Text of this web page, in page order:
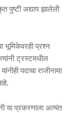
पुष्टी अद्याप झालेली
भूमिकेवरही प्रश्न
ट्रस्टमधील
पदाचा राजीनामा
या प्रकरणाला अत्यंत